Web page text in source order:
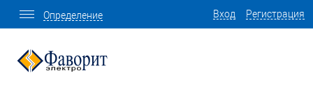
Вход Регистрация
Определение